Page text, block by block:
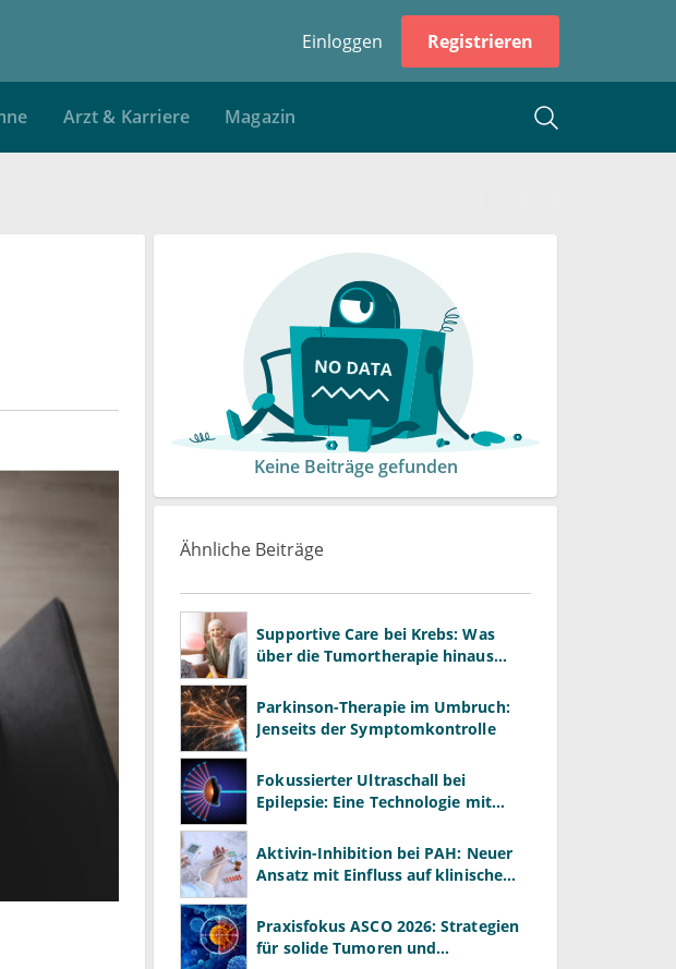
Einloggen Registrieren
Arzt & Karriere Magazin
Keine Beiträge gefunden
Ähnliche Beiträge
Supportive Care bei Krebs: Was
über die Tumortherapie hinaus
Parkinson-Therapie im Umbruch:
Jenseits der Symptomkontrolle
Fokussierter Ultraschall bei
Epilepsie: Eine Technologie mit
Aktivin-Inhibition bei PAH: Neuer
Ansatz mit Einfluss auf klinische
Praxisfokus ASCO 2026: Strategien
für solide Tumoren und